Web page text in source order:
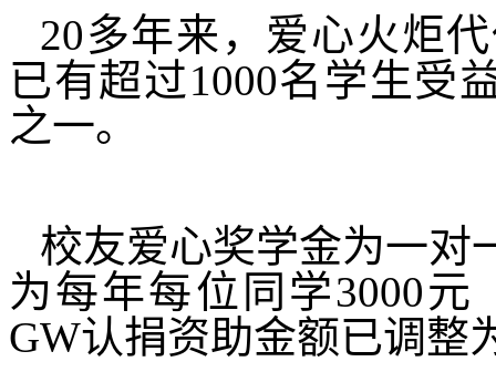
20多年来，爱心火炬
已有超过1000名学生受
之一。
校友爱心奖学金为一对
为每年每位同学3000元
GW认捐资助金额已调整